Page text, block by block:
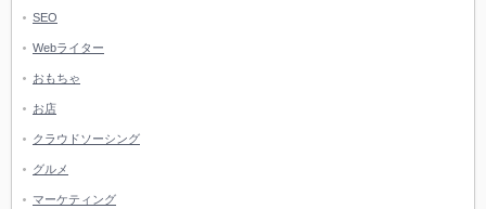
SEO
Webライター
おもちゃ
お店
クラウドソーシング
グルメ
マーケティング